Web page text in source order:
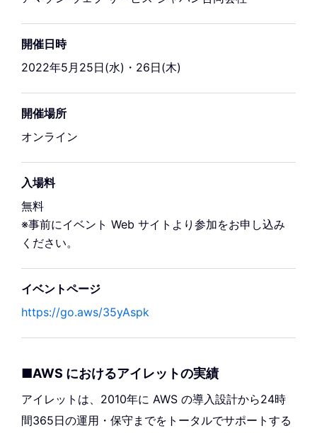
開催日時
2022年5月25日(水)・26日(木)
開催場所
オンライン
入場料
無料
※事前にイベント Web サイトより参加をお申し込み
ください。
イベントページ
https://go.aws/35yAspk
■AWS におけるアイレットの実績
アイレットは、2010年に AWS の導入設計から24時
間365日の運用・保守までをトータルでサポートする